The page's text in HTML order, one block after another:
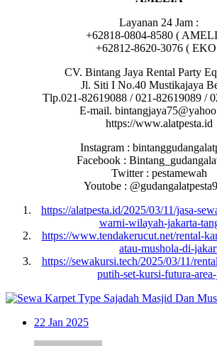
Layanan 24 Jam :
+62818-0804-8580 (
+62812-8620-3076 (
CV. Bintang Jaya Rental Party
Jl. Siti I No.40 Mustikajaya
Tlp.021-82619088 / 021-82619089 /
E-mail.
https://www.alatpesta.id
Instagram :
Facebook :
Twitter : pestamewah
Youtobe :
https://alatpesta.id/2025/03/11/jasa-
warni-wilayah-jakarta-
https://www.tendakerucut.net/rental-
atau-mushola-di-
https://sewakursi.tech/2025/03/11/
putih-set-kursi-futura-
22 Jan 2025